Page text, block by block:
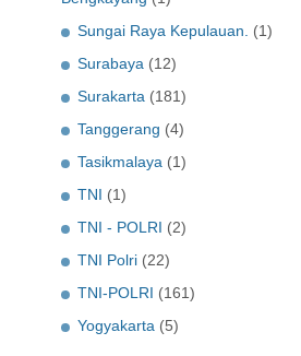
Sungai Raya Kepulauan. (1)
Surabaya (12)
Surakarta (181)
Tanggerang (4)
Tasikmalaya (1)
TNI (1)
TNI - POLRI (2)
TNI Polri (22)
TNI-POLRI (161)
Yogyakarta (5)